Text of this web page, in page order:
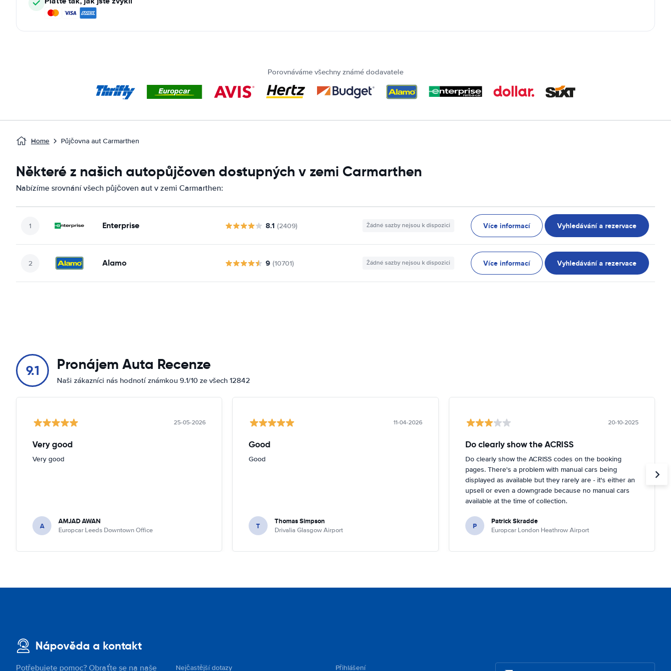
Porovnáváme všechny známé dodavatele
Home Půjčovna aut Carmarthen
Některé z našich autopůjčoven dostupných v zemi Carmarthen
Nabízíme srovnání všech půjčoven aut v zemi Carmarthen:
Enterprise 8.1 (2409) Žádné sazby nejsou k dispozici Více informací Vyhledávání a rezervace
Alamo 9 (10701) Žádné sazby nejsou k dispozici Více informací Vyhledávání a rezervace
9.1 Pronájem Auta Recenze
Naši zákazníci nás hodnotí známkou 9.1/10 ze všech 12842
25-05-2026
Very good
Very good
A AMJAD AWAN
Europcar Leeds Downtown Office
11-04-2026
Good
Good
T Thomas Simpson
Drivalia Glasgow Airport
20-10-2025
Do clearly show the ACRISS
Do clearly show the ACRISS codes on the booking
pages. There's a problem with manual cars being
displayed as available but they rarely are - it's either an
upsell or even a downgrade because no manual cars
available at the time of collection.
P Patrick Skradde
Europcar London Heathrow Airport
Nápověda a kontakt
Potřebujete pomoc? Obraťte se na naše Nejčastější dotazy Přihlášení